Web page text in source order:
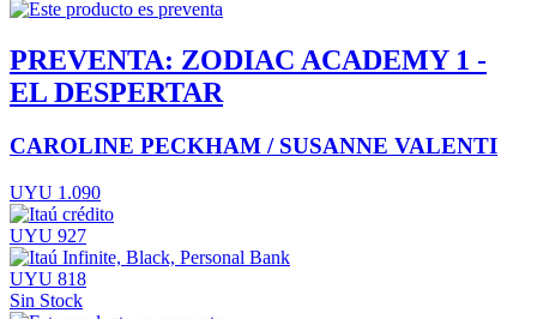
PREVENTA: ZODIAC ACADEMY 1 -
EL DESPERTAR
CAROLINE PECKHAM / SUSANNE VALENTI
UYU 1.090
UYU 927
UYU 818
Sin Stock